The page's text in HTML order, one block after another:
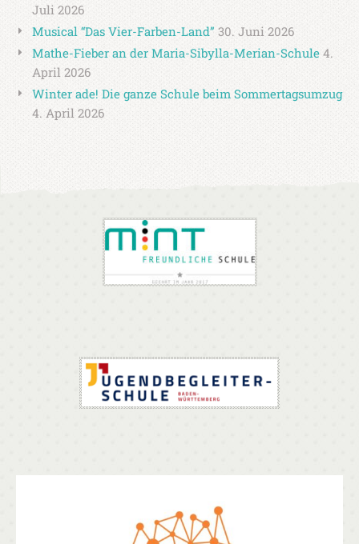
Juli 2026
Musical “Das Vier-Farben-Land” 30. Juni 2026
Mathe-Fieber an der Maria-Sibylla-Merian-Schule 4.
April 2026
Winter ade! Die ganze Schule beim Sommertagsumzug
4. April 2026